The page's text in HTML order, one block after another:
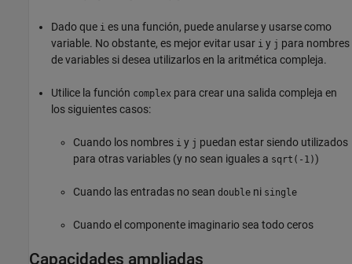
Dado que i es una función, puede anularse y usarse como
variable. No obstante, es mejor evitar usar i y j para nombres
de variables si desea utilizarlos en la aritmética compleja.
Utilice la función complex para crear una salida compleja en
los siguientes casos:
Cuando los nombres i y j puedan estar siendo utilizados
para otras variables (y no sean iguales a sqrt(-1))
Cuando las entradas no sean double ni single
Cuando el componente imaginario sea todo ceros
Capacidades ampliadas